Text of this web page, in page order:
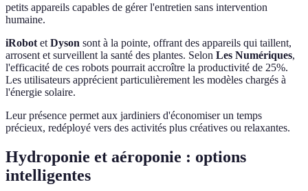
petits appareils capables de gérer l'entretien sans intervention
humaine.
iRobot et Dyson sont à la pointe, offrant des appareils qui taillent,
arrosent et surveillent la santé des plantes. Selon Les Numériques,
l'efficacité de ces robots pourrait accroître la productivité de 25%.
Les utilisateurs apprécient particulièrement les modèles chargés à
l'énergie solaire.
Leur présence permet aux jardiniers d'économiser un temps
précieux, redéployé vers des activités plus créatives ou relaxantes.
Hydroponie et aéroponie : options
intelligentes